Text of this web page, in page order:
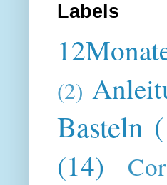
Labels
(2)
Basteln
(14)